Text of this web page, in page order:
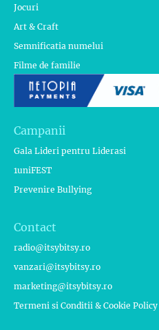
Jocuri
Art & Craft
Semnificatia numelui
Filme de familie
Campanii
Gala Lideri pentru Liderasi
1uniFEST
Prevenire Bullying
Contact
radio@itsybitsy.ro
vanzari@itsybitsy.ro
marketing@itsybitsy.ro
Termeni si Conditii & Cookie Policy